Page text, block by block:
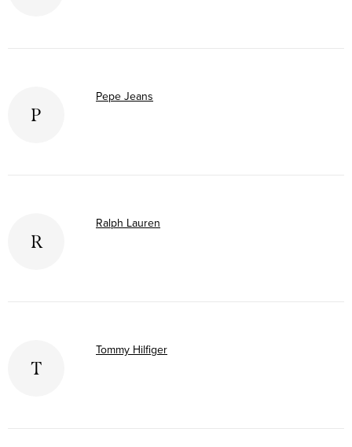
P
Pepe Jeans
R
Ralph Lauren
T
Tommy Hilfiger